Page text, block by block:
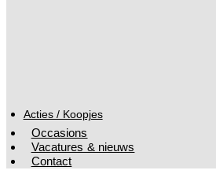
Acties / Koopjes
Occasions
Vacatures & nieuws
Contact